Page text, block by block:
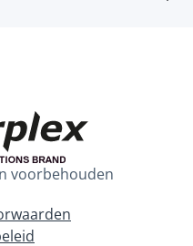
Overige...
voorbehouden